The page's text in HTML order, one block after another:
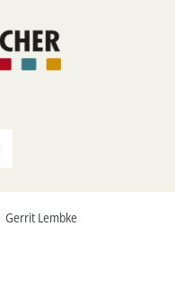
Gerrit Lembke